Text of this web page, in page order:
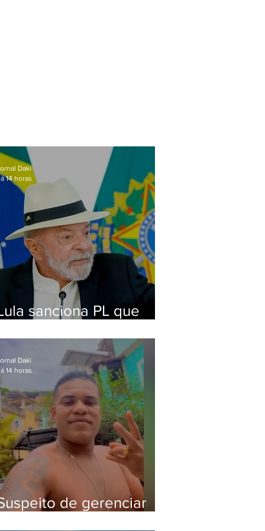
sanciona PL que
contra crianças
Daki
14 horas
de gerenciar
Daki
14 horas